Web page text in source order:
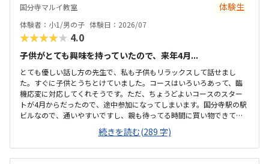
国分寺マルイ教室 体験生
体験者：小1/男の子 体験日：2026/07
★★★★★ 4.0
子供がとても興味を持っていたので、来年4月...
とても優しい話し方の先生で、私も子供もリラックスして話せまし
た。すぐに子供とうちとけていました。コースはいろいろあって、臨
機応変に対応してくれそうです。ただ、ちょうどよいコースのスター
トが4月からだったので、途中参加になってしまいます。国分寺駅の駅
ビルなので、通いやすいですし、親も待ってる時間に買い物できて良
さそうです。少し狭いですが、清潔感があって綺麗な教室でした。み
なさん集中してもくもくと学んでいました。他のプログラミング教室
も体験に行きましたが、他よりもお安かったので通いやすそうです。
先生が優しそうで、安心して子供を預けられそうでした。少人数なの
続きを読む(289 字)